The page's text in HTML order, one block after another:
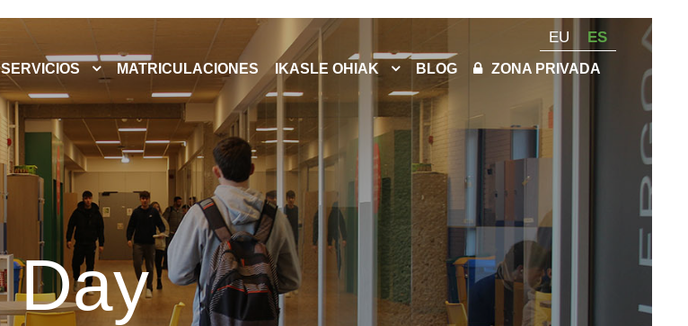
EU ES
SERVICIOS MATRICULACIONES IKASLE OHIAK BLOG ZONA PRIVADA
Day